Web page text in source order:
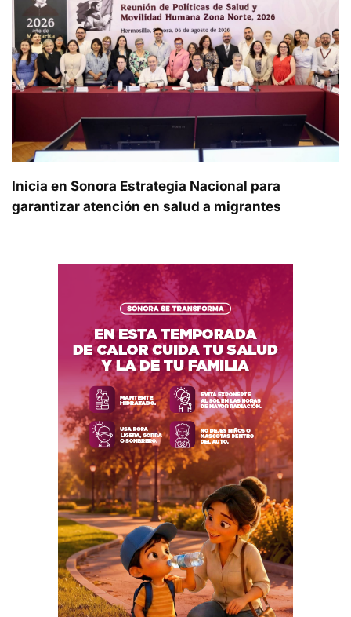
Inicia en Sonora Estrategia Nacional para
garantizar atención en salud a migrantes